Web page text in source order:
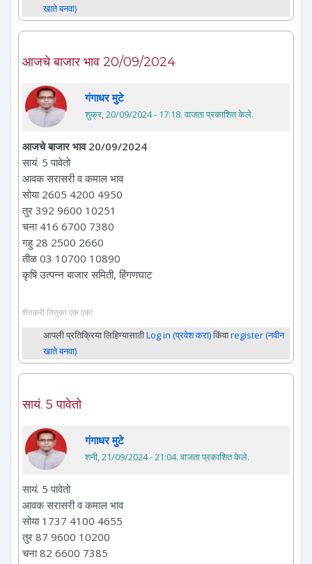
खाते बनवा)
आजचे बाजार भाव 20/09/2024
गंगाधर मुटे
शुक्र, 20/09/2024 - 17:18. वाजता प्रकाशित केले.
आजचे बाजार भाव 20/09/2024
सायं. 5 पावेतो
आवक सरासरी व कमाल भाव
सोया 2605 4200 4950
तुर 392 9600 10251
चना 416 6700 7380
गहु 28 2500 2660
तीळ 03 10700 10890
कृषि उत्पन्न बाजार समिती, हिंगणघाट
शेतकरी तितुका एक एक!
आपली प्रतिक्रिया लिहिण्यासाठीLog in (प्रवेश करा)किंवाregister (नवीन
खाते बनवा)
सायं. 5 पावेतो
गंगाधर मुटे
शनी, 21/09/2024 - 21:04. वाजता प्रकाशित केले.
सायं. 5 पावेतो
आवक सरासरी व कमाल भाव
सोया 1737 4100 4655
तुर 87 9600 10200
चना 82 6600 7385